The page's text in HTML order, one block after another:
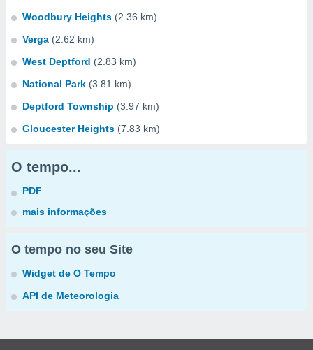
Woodbury Heights (2.36 km)
Verga (2.62 km)
West Deptford (2.83 km)
National Park (3.81 km)
Deptford Township (3.97 km)
Gloucester Heights (7.83 km)
O tempo...
PDF
mais informações
O tempo no seu Site
Widget de O Tempo
API de Meteorologia